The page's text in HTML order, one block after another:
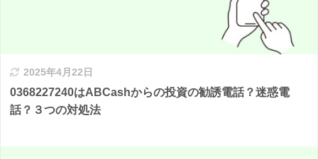
2025年4月22日
0368227240はABCashからの投資の勧誘電話？迷惑電
話？３つの対処法